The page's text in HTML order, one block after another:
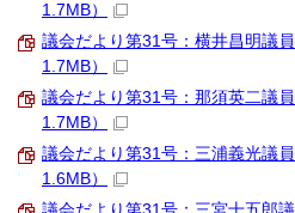
1.7MB）
議会だより第31号：横井昌明議
1.7MB）
議会だより第31号：那須英二議
1.7MB）
議会だより第31号：三浦義光議
1.6MB）